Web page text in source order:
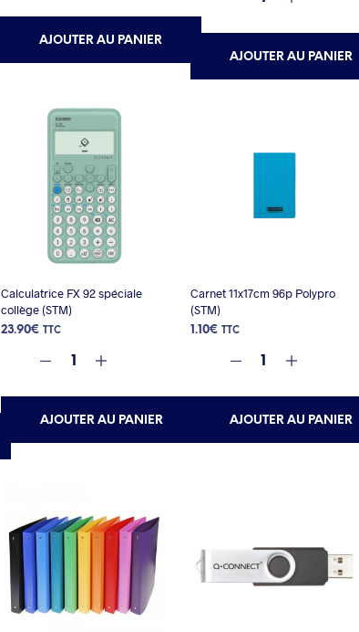
AJOUTER AU PANIER
AJOUTER AU PANIER
Calculatrice FX 92 spéciale
collège (STM)
23.90€ TTC
AJOUTER AU PANIER
Carnet 11x17cm 96p Polypro
(STM)
1.10€ TTC
AJOUTER AU PANIER